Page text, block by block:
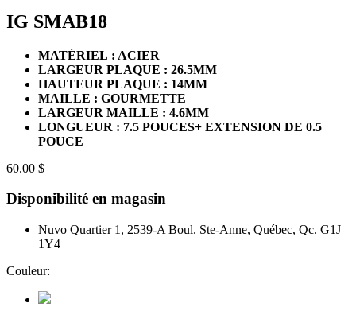
IG SMAB18
MATÉRIEL : ACIER
LARGEUR PLAQUE : 26.5MM
HAUTEUR PLAQUE : 14MM
MAILLE : GOURMETTE
LARGEUR MAILLE : 4.6MM
LONGUEUR : 7.5 POUCES+ EXTENSION DE 0.5
POUCE
60.00 $
Disponibilité en magasin
Nuvo Quartier 1, 2539-A Boul. Ste-Anne, Québec, Qc. G1J
1Y4
Couleur: